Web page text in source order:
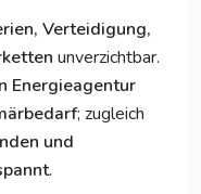
Verteidigung,
unverzichtbar.
Energieagentur
; zugleich
und
.